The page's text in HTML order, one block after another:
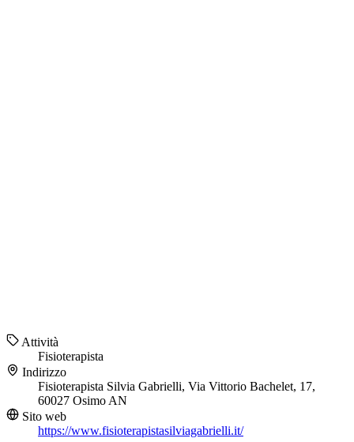
Attività
Fisioterapista
Indirizzo
Fisioterapista Silvia Gabrielli, Via Vittorio Bachelet, 17,
60027 Osimo AN
Sito web
https://www.fisioterapistasilviagabrielli.it/